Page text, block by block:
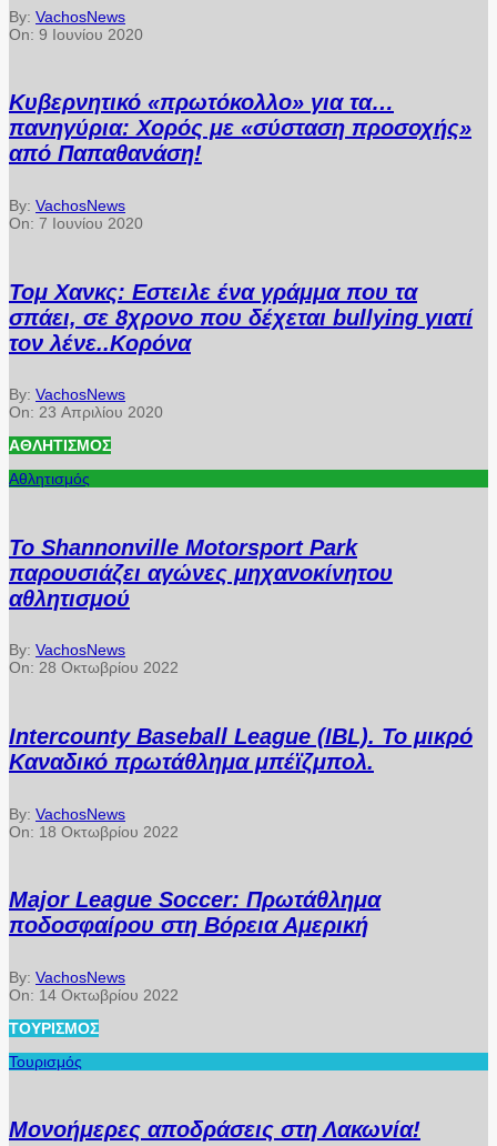
By: VachosNews
On: 9 Ιουνίου 2020
Κυβερνητικό «πρωτόκολλο» για τα…
πανηγύρια: Χορός με «σύσταση προσοχής»
από Παπαθανάση!
By: VachosNews
On: 7 Ιουνίου 2020
Τομ Χανκς: Εστειλε ένα γράμμα που τα
σπάει, σε 8χρονο που δέχεται bullying γιατί
τον λένε..Κορόνα
By: VachosNews
On: 23 Απριλίου 2020
ΑΘΛΗΤΙΣΜΌΣ
Αθλητισμός
Το Shannonville Motorsport Park
παρουσιάζει αγώνες μηχανοκίνητου
αθλητισμού
By: VachosNews
On: 28 Οκτωβρίου 2022
Intercounty Baseball League (IBL). Το μικρό
Καναδικό πρωτάθλημα μπέϊζμπολ.
By: VachosNews
On: 18 Οκτωβρίου 2022
Major League Soccer: Πρωτάθλημα
ποδοσφαίρου στη Βόρεια Αμερική
By: VachosNews
On: 14 Οκτωβρίου 2022
ΤΟΥΡΙΣΜΌΣ
Τουρισμός
Μονοήμερες αποδράσεις στη Λακωνία!